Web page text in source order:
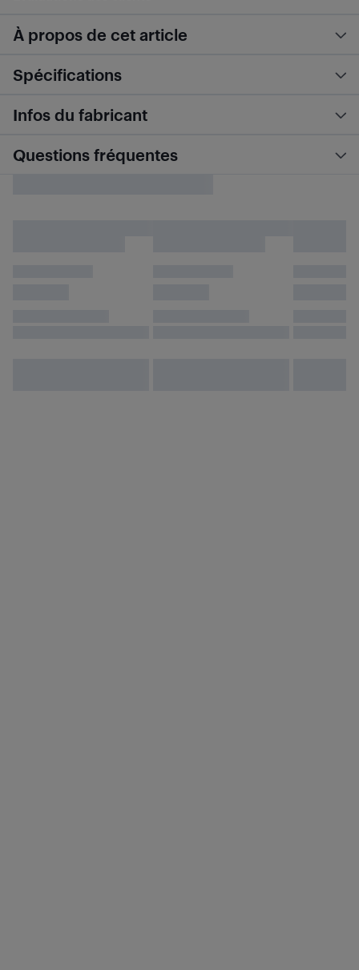
À propos de cet article
Spécifications
Infos du fabricant
Questions fréquentes